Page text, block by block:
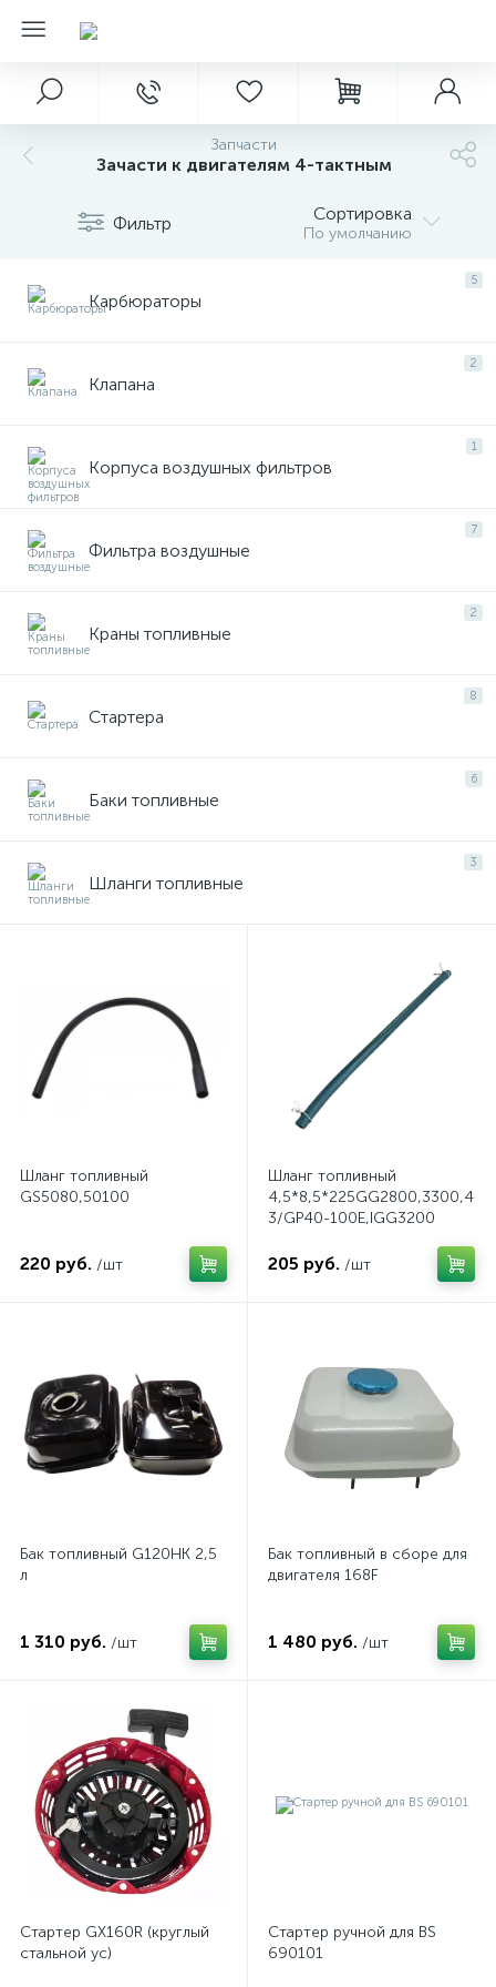
Запчасти
Зачасти к двигателям 4-тактным
Фильтр Сортировка
По умолчанию
5
Карбюраторы
2
Клапана
1
Корпуса воздушных фильтров
7
Фильтра воздушные
2
Краны топливные
8
Стартера
6
Баки топливные
3
Шланги топливные
Шланг топливный
GS5080,50100
220 руб. /шт
Шланг топливный
3/GP40-100E,IGG3200
205 руб. /шт
Бак топливный G120HK 2,5
л
1 310 руб. /шт
Бак топливный в сборе для
двигателя 168F
1 480 руб. /шт
Стартер GX160R (круглый
стальной ус)
Стартер ручной для BS
690101